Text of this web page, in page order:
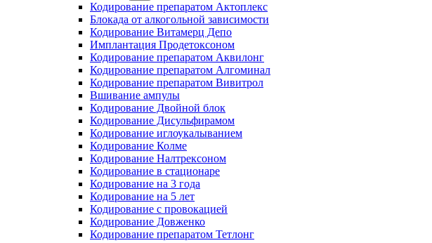
Кодирование препаратом Актоплекс
Блокада от алкогольной зависимости
Кодирование Витамерц Депо
Имплантация Продетоксоном
Кодирование препаратом Аквилонг
Кодирование препаратом Алгоминал
Кодирование препаратом Вивитрол
Вшивание ампулы
Кодирование Двойной блок
Кодирование Дисульфирамом
Кодирование иглоукалыванием
Кодирование Колме
Кодирование Налтрексоном
Кодирование в стационаре
Кодирование на 3 года
Кодирование на 5 лет
Кодирование с провокацией
Кодирование Довженко
Кодирование препаратом Тетлонг